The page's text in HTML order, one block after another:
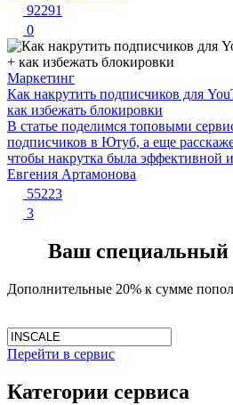
92291
0
Маркетинг
Как накрутить подписчиков для
как избежать блокировки
В статье поделимся топовыми
подписчиков в Ютуб, а еще
чтобы накрутка была эффективной
Евгения Артамонова
55223
3
Ваш специальный
Дополнительные 20% к сумме
Перейти в сервис
Категории сервиса